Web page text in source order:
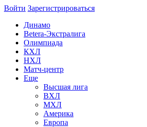
Войти Зарегиcтрироваться
Динамо
Betera-Экстралига
Олимпиада
КХЛ
НХЛ
Матч-центр
Еще
Высшая лига
ВХЛ
МХЛ
Америка
Европа